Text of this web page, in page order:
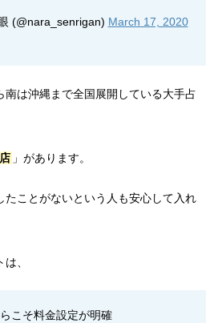
(@nara_senrigan) March 17, 2020
南は沖縄まで全国展開している大手占
」があります。
たことがないという人も安心して入れ
、
こそ料金設定が明確